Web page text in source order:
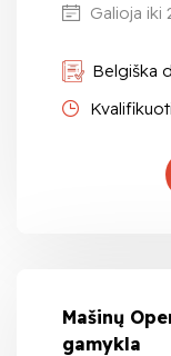
Galioja iki
Belgiška
Mašinų
gamykla